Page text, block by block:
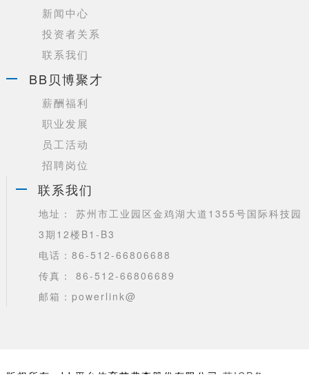
新闻中心
投资者关系
联系我们
BB贝博聚才
薪酬福利
职业发展
员工活动
招聘岗位
联系我们
地址： 苏州市工业园区金鸡湖大道1355号国际科技园
3期12楼B1-B3
电话：86-512-66806688
传真： 86-512-66806689
邮箱：powerlink@
版权所有：bb平台体育艾弗森股份有限公司 苏ICP备